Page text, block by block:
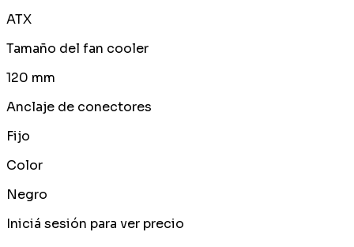
ATX
Tamaño del fan cooler
120 mm
Anclaje de conectores
Fijo
Color
Negro
Iniciá sesión para ver precio